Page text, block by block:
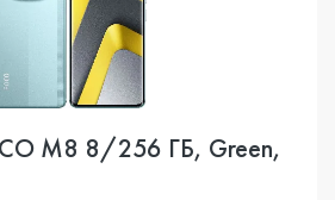
M8 8/256 ГБ, Green,